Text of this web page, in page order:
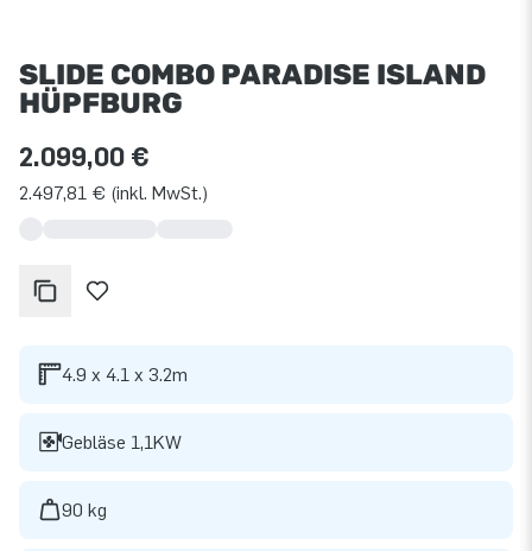
SLIDE COMBO PARADISE ISLAND
HÜPFBURG
2.099,00 €
2.497,81 € (inkl. MwSt.)
4.9 x 4.1 x 3.2m
Gebläse 1,1KW
90 kg